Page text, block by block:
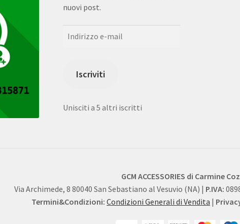
nuovi post.
Iscriviti
Unisciti a 5 altri iscritti
GCM ACCESSORIES di Carmine
Via Archimede, 8 80040 San Sebastiano al Vesuvio (NA) | P.IVA:
Termini&Condizioni: Condizioni Generali di Vendita |